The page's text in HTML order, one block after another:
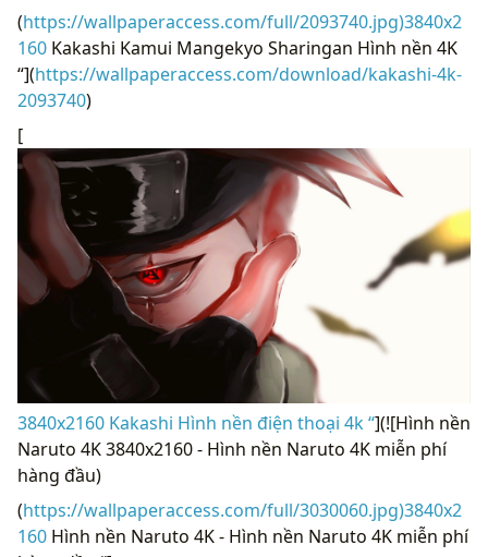
(https://wallpaperaccess.com/full/2093740.jpg)3840x2
160 Kakashi Kamui Mangekyo Sharingan Hình nền 4K
“](https://wallpaperaccess.com/download/kakashi-4k-
2093740)
[
3840x2160 Kakashi Hình nền điện thoại 4k “](![Hình nền
Naruto 4K 3840x2160 - Hình nền Naruto 4K miễn phí
hàng đầu)
(https://wallpaperaccess.com/full/3030060.jpg)3840x2
160 Hình nền Naruto 4K - Hình nền Naruto 4K miễn phí